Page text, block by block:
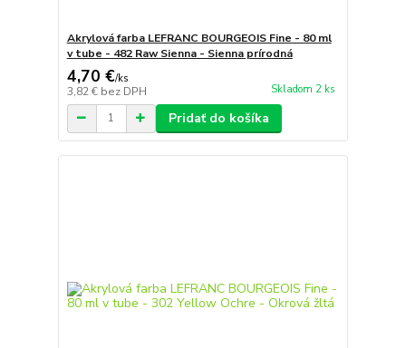
Akrylová farba LEFRANC BOURGEOIS Fine - 80 ml
v tube - 482 Raw Sienna - Sienna prírodná
4,70 €/ks
3,82 € bez DPH Skladom 2 ks
Pridať do košíka